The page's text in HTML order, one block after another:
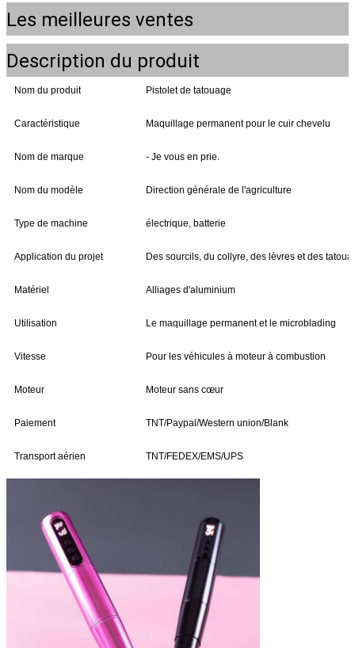
Les meilleures ventes
Description du produit
Nom du produit Pistolet de tatouage
Caractéristique Maquillage permanent pour le cuir chevelu
Nom de marque - Je vous en prie.
Nom du modèle Direction générale de l'agriculture
Type de machine électrique, batterie
Application du projet Des sourcils, du collyre, des lèvres et des
Matériel Alliages d'aluminium
Utilisation Le maquillage permanent et le microblading
Vitesse Pour les véhicules à moteur à combustion
Moteur Moteur sans cœur
Paiement TNT/Paypal/Western union/Blank
Transport aérien TNT/FEDEX/EMS/UPS